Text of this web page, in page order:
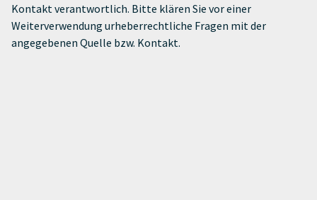
Kontakt verantwortlich. Bitte klären Sie vor einer
Weiterverwendung urheberrechtliche Fragen mit der
angegebenen Quelle bzw. Kontakt.